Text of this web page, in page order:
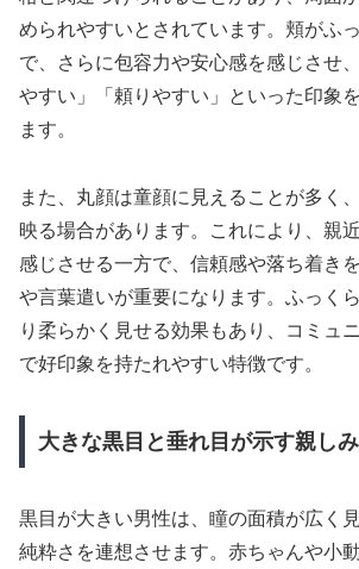
められやすいとされています。頬がふ
で、さらに包容力や安心感を感じさせ
やすい」「頼りやすい」といった印象
ます。
また、丸顔は童顔に見えることが多く
映る場合があります。これにより、親
感じさせる一方で、信頼感や落ち着き
や言葉遣いが重要になります。ふっく
り柔らかく見せる効果もあり、コミュ
で好印象を持たれやすい特徴です。
大きな黒目と垂れ目が示す親し
黒目が大きい男性は、瞳の面積が広く
純粋さを連想させます。赤ちゃんや小